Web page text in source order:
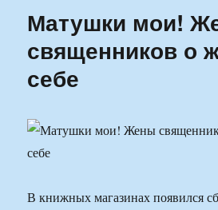
Матушки мои!
священников о
себе
В книжных магазинах появился